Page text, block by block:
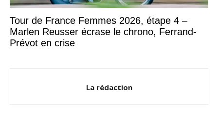
Tour de France Femmes 2026, étape 4 –
Marlen Reusser écrase le chrono, Ferrand-
Prévot en crise
La rédaction